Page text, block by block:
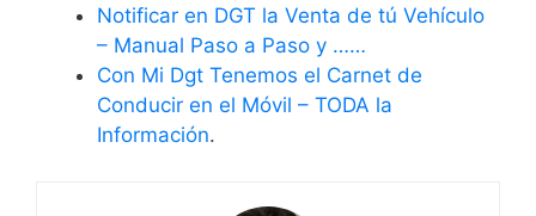
Notificar en DGT la Venta de tú Vehículo
– Manual Paso a Paso y ……
Con Mi Dgt Tenemos el Carnet de
Conducir en el Móvil – TODA la
Información.